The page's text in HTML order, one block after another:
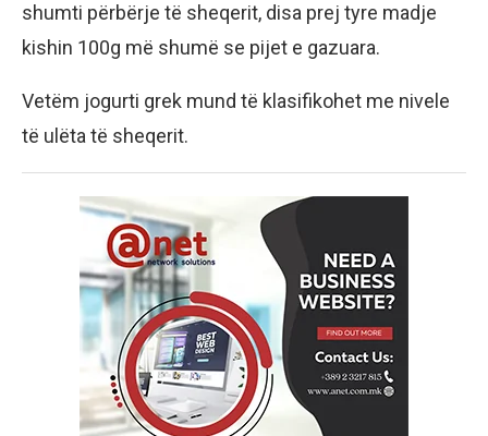
shumti përbërje të sheqerit, disa prej tyre madje
kishin 100g më shumë se pijet e gazuara.
Vetëm jogurti grek mund të klasifikohet me nivele
të ulëta të sheqerit.